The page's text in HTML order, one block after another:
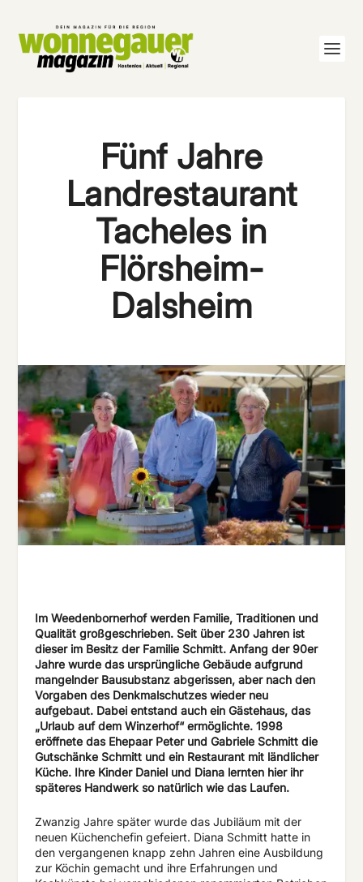
Fünf Jahre
Landrestaurant
Tacheles in
Flörsheim-
Dalsheim
Im Weedenbornerhof werden Familie, Traditionen und
Qualität großgeschrieben. Seit über 230 Jahren ist
dieser im Besitz der Familie Schmitt. Anfang der 90er
Jahre wurde das ursprüngliche Gebäude aufgrund
mangelnder Bausubstanz abgerissen, aber nach den
Vorgaben des Denkmalschutzes wieder neu
aufgebaut. Dabei entstand auch ein Gästehaus, das
„Urlaub auf dem Winzerhof“ ermöglichte. 1998
eröffnete das Ehepaar Peter und Gabriele Schmitt die
Gutschänke Schmitt und ein Restaurant mit ländlicher
Küche. Ihre Kinder Daniel und Diana lernten hier ihr
späteres Handwerk so natürlich wie das Laufen.
Zwanzig Jahre später wurde das Jubiläum mit der
neuen Küchenchefin gefeiert. Diana Schmitt hatte in
den vergangenen knapp zehn Jahren eine Ausbildung
zur Köchin gemacht und ihre Erfahrungen und